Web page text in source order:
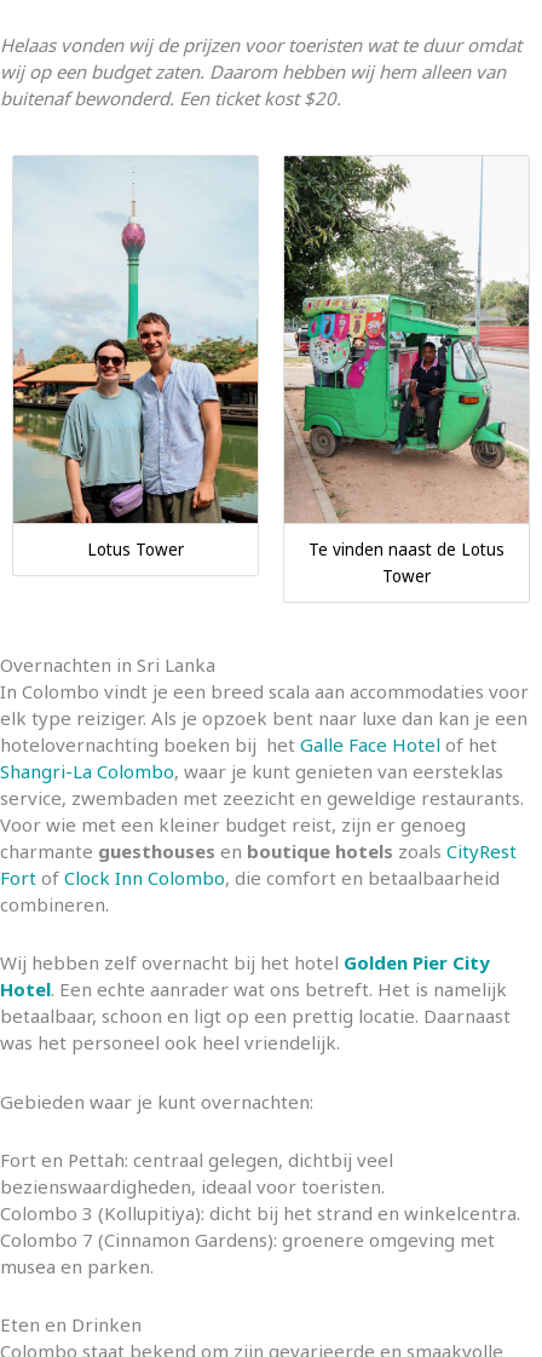
Helaas vonden wij de prijzen voor toeristen wat te duur omdat
wij op een budget zaten. Daarom hebben wij hem alleen van
buitenaf bewonderd. Een ticket kost $20.
Lotus Tower
Te vinden naast de Lotus
Tower
Overnachten in Sri Lanka
In Colombo vindt je een breed scala aan accommodaties voor
elk type reiziger. Als je opzoek bent naar luxe dan kan je een
hotelovernachting boeken bij het Galle Face Hotel of het
Shangri-La Colombo, waar je kunt genieten van eersteklas
service, zwembaden met zeezicht en geweldige restaurants.
Voor wie met een kleiner budget reist, zijn er genoeg
charmante guesthouses en boutique hotels zoals CityRest
Fort of Clock Inn Colombo, die comfort en betaalbaarheid
combineren.
Wij hebben zelf overnacht bij het hotel Golden Pier City
Hotel. Een echte aanrader wat ons betreft. Het is namelijk
betaalbaar, schoon en ligt op een prettig locatie. Daarnaast
was het personeel ook heel vriendelijk.
Gebieden waar je kunt overnachten:
Fort en Pettah: centraal gelegen, dichtbij veel
bezienswaardigheden, ideaal voor toeristen.
Colombo 3 (Kollupitiya): dicht bij het strand en winkelcentra.
Colombo 7 (Cinnamon Gardens): groenere omgeving met
musea en parken.
Eten en Drinken
Colombo staat bekend om zijn gevarieerde en smaakvolle